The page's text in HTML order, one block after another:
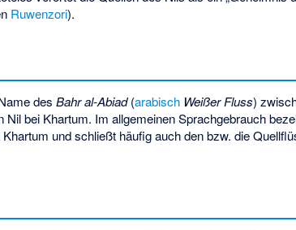
Ruwenzori).
desBahr al-Abiad(arabisch Weißer Fluss)
Nil bei Khartum. Im allgemeinen Sprachgebrauch
und schließt häufig auch den bzw. die